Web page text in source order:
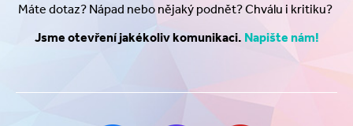
Máte dotaz? Nápad nebo nějaký podnět? Chválu i kritiku?
Jsme otevření jakékoliv komunikaci. Napište nám!